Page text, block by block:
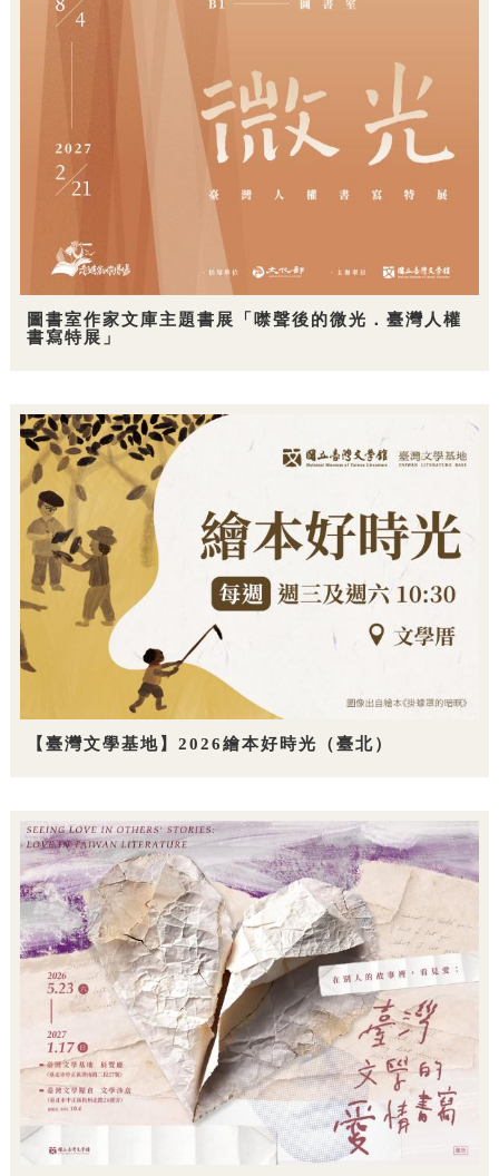
圖書室作家文庫主題書展「噤聲後的微光．臺灣人權
書寫特展」
【臺灣文學基地】2026繪本好時光（臺北）